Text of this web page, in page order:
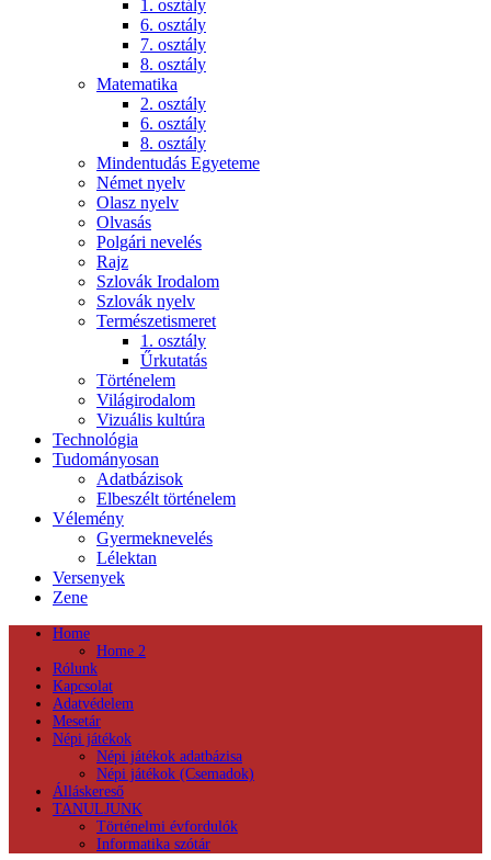
1. osztály
6. osztály
7. osztály
8. osztály
Matematika
2. osztály
6. osztály
8. osztály
Mindentudás Egyeteme
Német nyelv
Olasz nyelv
Olvasás
Polgári nevelés
Rajz
Szlovák Irodalom
Szlovák nyelv
Természetismeret
1. osztály
Űrkutatás
Történelem
Világirodalom
Vizuális kultúra
Technológia
Tudományosan
Adatbázisok
Elbeszélt történelem
Vélemény
Gyermeknevelés
Lélektan
Versenyek
Zene
Home
Home 2
Rólunk
Kapcsolat
Adatvédelem
Mesetár
Népi játékok
Népi játékok adatbázisa
Népi játékok (Csemadok)
Álláskereső
TANULJUNK
Történelmi évfordulók
Informatika szótár